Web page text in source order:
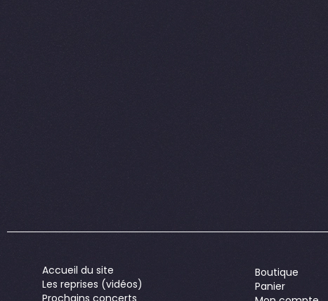
Accueil du site
Les reprises (vidéos)
Boutique
Panier